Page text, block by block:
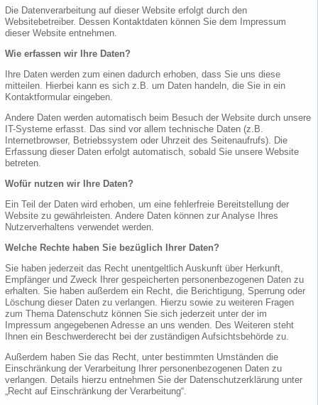
Die Datenverarbeitung auf dieser Website erfolgt durch den
Websitebetreiber. Dessen Kontaktdaten können Sie dem Impressum
dieser Website entnehmen.
Wie erfassen wir Ihre Daten?
Ihre Daten werden zum einen dadurch erhoben, dass Sie uns diese
mitteilen. Hierbei kann es sich z.B. um Daten handeln, die Sie in ein
Kontaktformular eingeben.
Andere Daten werden automatisch beim Besuch der Website durch unsere
IT-Systeme erfasst. Das sind vor allem technische Daten (z.B.
Internetbrowser, Betriebssystem oder Uhrzeit des Seitenaufrufs). Die
Erfassung dieser Daten erfolgt automatisch, sobald Sie unsere Website
betreten.
Wofür nutzen wir Ihre Daten?
Ein Teil der Daten wird erhoben, um eine fehlerfreie Bereitstellung der
Website zu gewährleisten. Andere Daten können zur Analyse Ihres
Nutzerverhaltens verwendet werden.
Welche Rechte haben Sie bezüglich Ihrer Daten?
Sie haben jederzeit das Recht unentgeltlich Auskunft über Herkunft,
Empfänger und Zweck Ihrer gespeicherten personenbezogenen Daten zu
erhalten. Sie haben außerdem ein Recht, die Berichtigung, Sperrung oder
Löschung dieser Daten zu verlangen. Hierzu sowie zu weiteren Fragen
zum Thema Datenschutz können Sie sich jederzeit unter der im
Impressum angegebenen Adresse an uns wenden. Des Weiteren steht
Ihnen ein Beschwerderecht bei der zuständigen Aufsichtsbehörde zu.
Außerdem haben Sie das Recht, unter bestimmten Umständen die
Einschränkung der Verarbeitung Ihrer personenbezogenen Daten zu
verlangen. Details hierzu entnehmen Sie der Datenschutzerklärung unter
„Recht auf Einschränkung der Verarbeitung“.